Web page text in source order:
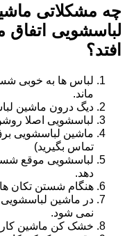
چه مشکلاتی
لباسشویی اتفاق
افتد؟
لباس ها به خوبی
ماند.
دیگ درون ماشین
لباسشویی اصلا
ماشین لباسشویی
تماس بگیرید)
لباسشویی موقع
دهد.
هنگام شستن تکان
در ماشین لباسشویی
نمی شود.
خشک کن ماشین کار